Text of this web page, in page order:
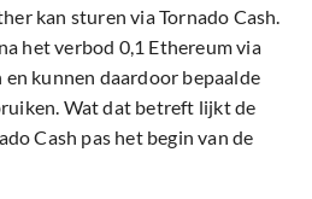
kan sturen via Tornado Cash.
het verbod 0,1 Ethereum via
kunnen daardoor bepaalde
Wat dat betreft lijkt de
Cash pas het begin van de